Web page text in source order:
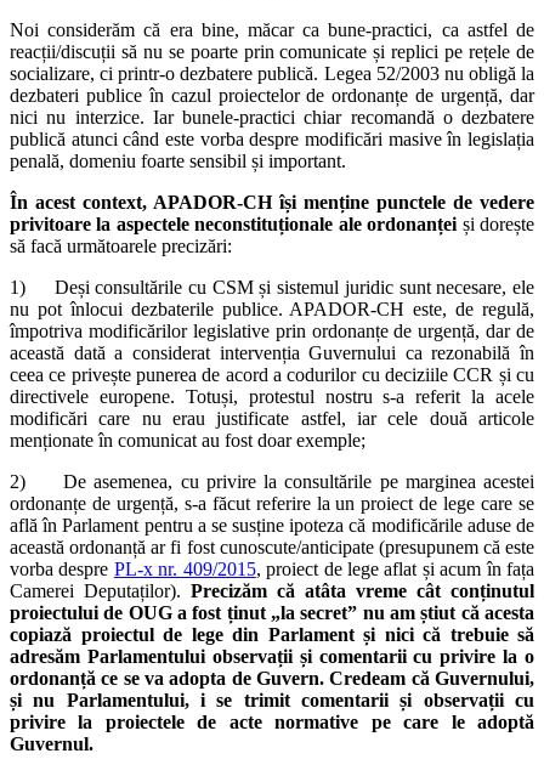
Noi considerăm că era bine, măcar ca bune-practici, ca astfel de
reacții/discuții să nu se poarte prin comunicate și replici pe rețele de
socializare, ci printr-o dezbatere publică. Legea 52/2003 nu obligă la
dezbateri publice în cazul proiectelor de ordonanțe de urgență, dar
nici nu interzice. Iar bunele-practici chiar recomandă o dezbatere
publică atunci când este vorba despre modificări masive în legislația
penală, domeniu foarte sensibil și important.
În acest context, APADOR-CH își menține punctele de vedere
privitoare la aspectele neconstituționale ale ordonanței și dorește
să facă următoarele precizări:
1) Deși consultările cu CSM și sistemul juridic sunt necesare, ele
nu pot înlocui dezbaterile publice. APADOR-CH este, de regulă,
împotriva modificărilor legislative prin ordonanțe de urgență, dar de
această dată a considerat intervenția Guvernului ca rezonabilă în
ceea ce privește punerea de acord a codurilor cu deciziile CCR și cu
directivele europene. Totuși, protestul nostru s-a referit la acele
modificări care nu erau justificate astfel, iar cele două articole
menționate în comunicat au fost doar exemple;
2) De asemenea, cu privire la consultările pe marginea acestei
ordonanțe de urgență, s-a făcut referire la un proiect de lege care se
află în Parlament pentru a se susține ipoteza că modificările aduse de
această ordonanță ar fi fost cunoscute/anticipate (presupunem că este
vorba despre PL-x nr. 409/2015, proiect de lege aflat și acum în fața
Camerei Deputaților). Precizăm că atâta vreme cât conținutul
proiectului de OUG a fost ținut „la secret” nu am știut că acesta
copiază proiectul de lege din Parlament și nici că trebuie să
adresăm Parlamentului observații și comentarii cu privire la o
ordonanță ce se va adopta de Guvern. Credeam că Guvernului,
și nu Parlamentului, i se trimit comentarii și observații cu
privire la proiectele de acte normative pe care le adoptă
Guvernul.